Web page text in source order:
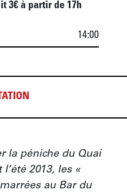
3€ à partir de 17h
14:00
la péniche du Quai
2013, les «
au Bar du